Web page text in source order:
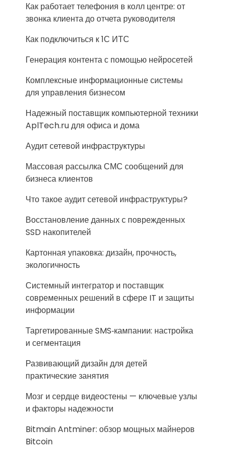
Как работает телефония в колл центре: от
звонка клиента до отчета руководителя
Как подключиться к 1С ИТС
Генерация контента с помощью нейросетей
Комплексные информационные системы
для управления бизнесом
Надежный поставщик компьютерной техники
AplTech.ru для офиса и дома
Аудит сетевой инфраструктуры
Массовая рассылка СМС сообщений для
бизнеса клиентов
Что такое аудит сетевой инфраструктуры?
Восстановление данных с поврежденных
SSD накопителей
Картонная упаковка: дизайн, прочность,
экологичность
Системный интегратор и поставщик
современных решений в сфере IT и защиты
информации
Таргетированные SMS‑кампании: настройка
и сегментация
Развивающий дизайн для детей
практические занятия
Мозг и сердце видеостены — ключевые узлы
и факторы надежности
Bitmain Antminer: обзор мощных майнеров
Bitcoin